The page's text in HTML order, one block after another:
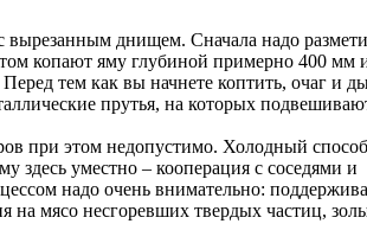
вырезанным днищем. Сначала надо
копают яму глубиной примерно 400 мм
тем как вы начнете коптить, очаг и
прутья, на которых
при этом недопустимо. Холодный способ
здесь уместно – кооперация с соседями и
надо очень внимательно:
на мясо несгоревших твердых частиц,